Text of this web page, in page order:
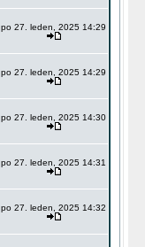
po 27. leden, 2025 14:29
po 27. leden, 2025 14:29
po 27. leden, 2025 14:30
po 27. leden, 2025 14:31
po 27. leden, 2025 14:32